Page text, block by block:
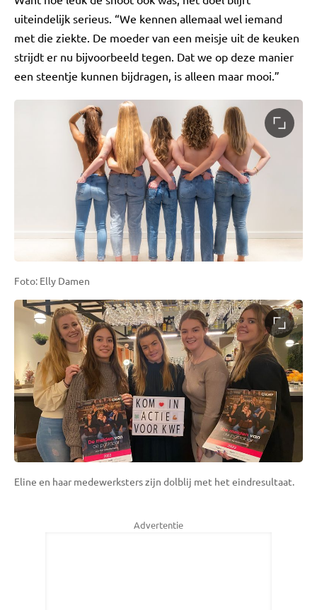
uiteindelijk serieus. “We kennen allemaal wel iemand
met die ziekte. De moeder van een meisje uit de keuken
strijdt er nu bijvoorbeeld tegen. Dat we op deze manier
een steentje kunnen bijdragen, is alleen maar mooi.”
Foto: Elly Damen
Eline en haar medewerksters zijn dolblij met het eindresultaat.
Advertentie